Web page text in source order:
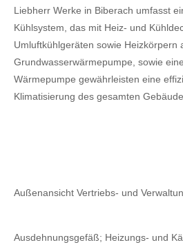
Liebherr Werke in Biberach umfasst
Kühlsystem, das mit Heiz- und
Umluftkühlgeräten sowie Heizkörpern
Grundwasserwärmepumpe, sowie
Wärmepumpe gewährleisten eine
Klimatisierung des gesamten
Außenansicht Vertriebs- und
Ausdehnungsgefäß; Heizungs- und